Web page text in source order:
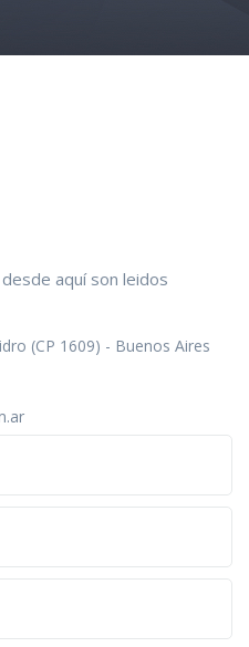
aquí son leidos
(CP 1609) - Buenos Aires